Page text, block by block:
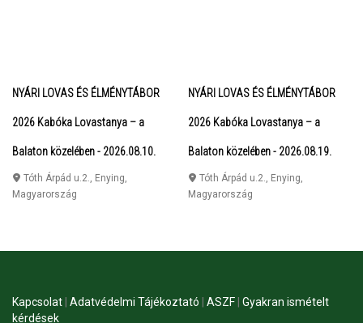
NYÁRI LOVAS ÉS ÉLMÉNYTÁBOR
2026 Kabóka Lovastanya – a
Balaton közelében - 2026.08.10.
Tóth Árpád u.2., Enying,
Magyarország
NYÁRI LOVAS ÉS ÉLMÉNYTÁBOR
2026 Kabóka Lovastanya – a
Balaton közelében - 2026.08.19.
Tóth Árpád u.2., Enying,
Magyarország
Kapcsolat Adatvédelmi Tájékoztató ASZF Gyakran ismételt
kérdések